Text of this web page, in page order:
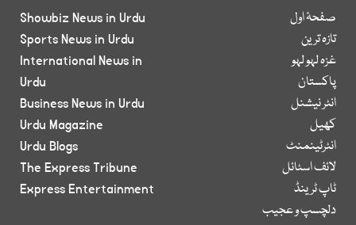
صفحۂ اول
تازہ ترین
غزہ لہو لہو
پاکستان
انٹر نیشنل
کھیل
انٹرٹینمنٹ
لائف اسٹائل
ٹاپ ٹرینڈ
دلچسپ و عجیب
Showbiz News in Urdu
Sports News in Urdu
International News in
Urdu
Business News in Urdu
Urdu Magazine
Urdu Blogs
The Express Tribune
Express Entertainment